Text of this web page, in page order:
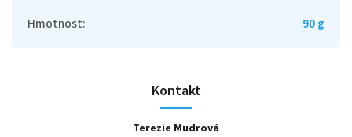
Hmotnost: 90 g
Kontakt
Terezie Mudrová